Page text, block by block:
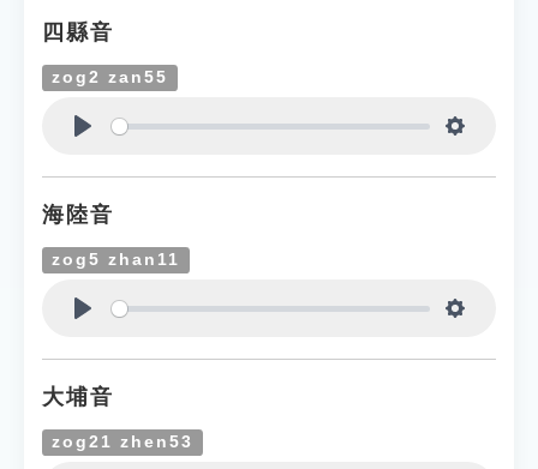
四縣音
zog2 zan55
海陸音
zog5 zhan11
大埔音
zog21 zhen53